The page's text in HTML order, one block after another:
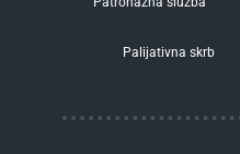
Palijativna skrb